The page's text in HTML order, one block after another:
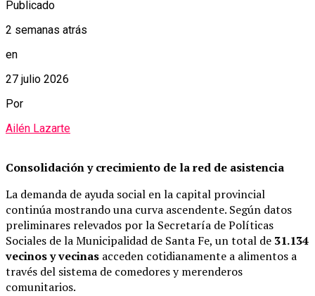
Publicado
2 semanas atrás
en
27 julio 2026
Por
Ailén Lazarte
Consolidación y crecimiento de la red de asistencia
La demanda de ayuda social en la capital provincial
continúa mostrando una curva ascendente. Según datos
preliminares relevados por la Secretaría de Políticas
Sociales de la Municipalidad de Santa Fe, un total de 31.134
vecinos y vecinas acceden cotidianamente a alimentos a
través del sistema de comedores y merenderos
comunitarios.